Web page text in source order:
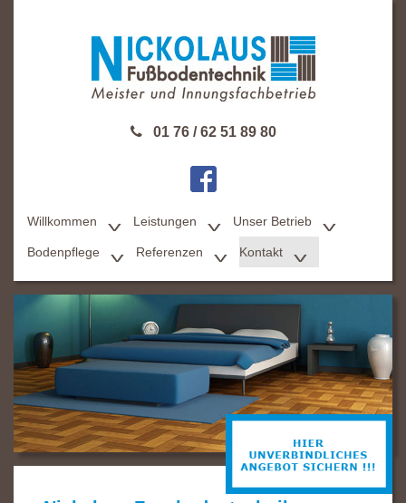
01 76 / 62 51 89 80
Willkommen Leistungen Unser Betrieb
Bodenpflege Referenzen Kontakt